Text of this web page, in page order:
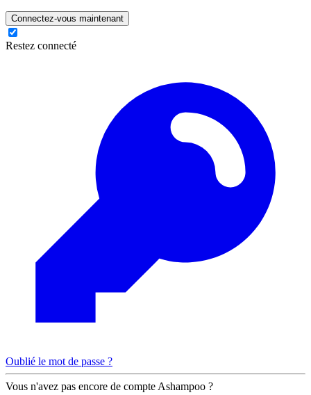
Connectez-vous maintenant
Restez connecté
Oublié le mot de passe ?
Vous n'avez pas encore de compte Ashampoo ?